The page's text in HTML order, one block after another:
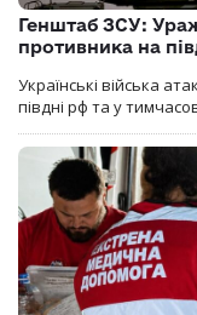
Генштаб ЗСУ:
противника на
Українські війська
півдні рф та у